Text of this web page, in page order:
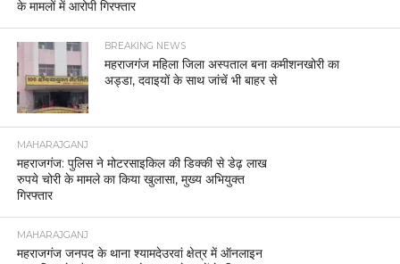
के मामलों में आरोपी गिरफ्तार
BREAKING NEWS
महराजगंज महिला जिला अस्पताल बना कमीशनखोरी का
अड्डा, दवाइयों के साथ जांचें भी बाहर से
MAHARAJGANJ
महराजगंज: पुलिस ने मोटरसाइकिल की डिक्की से डेढ़ लाख
रुपये चोरी के मामले का किया खुलासा, मुख्य अभियुक्त
गिरफ्तार
MAHARAJGANJ
महराजगंज जनपद के थाना श्यामदेउरवां क्षेत्र में ऑनलाइन